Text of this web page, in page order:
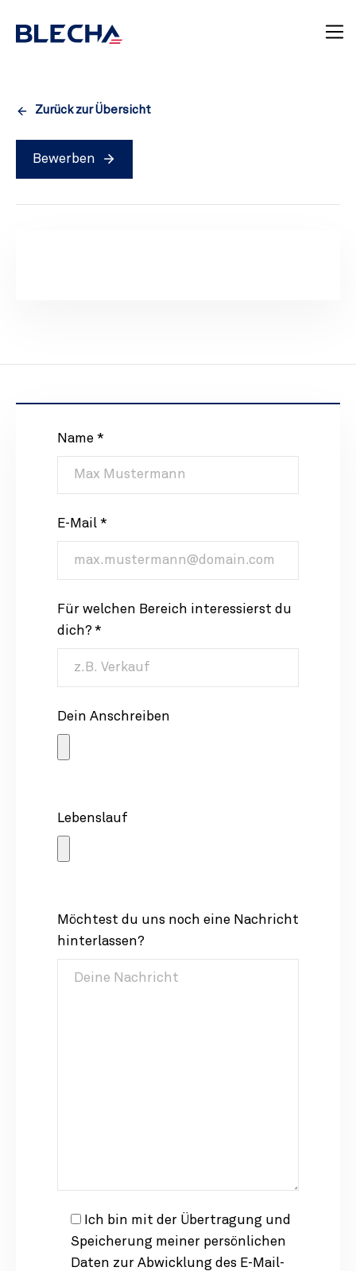
Zurück zur Übersicht
Bewerben
Name *
E-Mail *
Für welchen Bereich interessierst du
dich? *
Dein Anschreiben
Lebenslauf
Möchtest du uns noch eine Nachricht
hinterlassen?
Ich bin mit der Übertragung und
Speicherung meiner persönlichen
Daten zur Abwicklung des E-Mail-